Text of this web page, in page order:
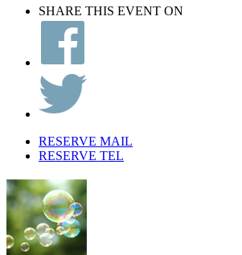
SHARE THIS EVENT ON
RESERVE MAIL
RESERVE TEL